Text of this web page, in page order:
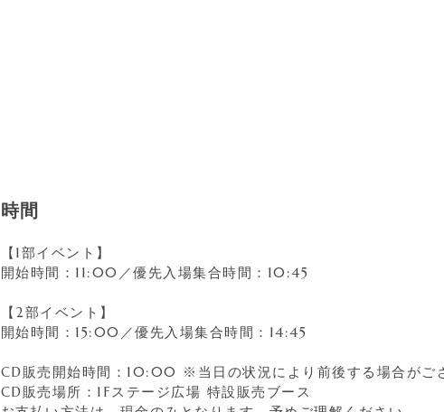
時間
【1部イベント】
開始時間：11:00／優先入場集合時間：10:45
【2部イベント】
開始時間：15:00／優先入場集合時間：14:45
CD販売開始時間：10:00 ※当日の状況により前後する場合がご
CD販売場所：1Fステージ広場 特設販売ブース